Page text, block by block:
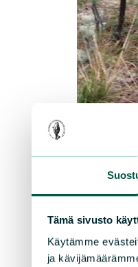
Tämä sivusto
Käytämme
ja